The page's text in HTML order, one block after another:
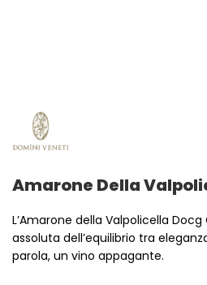
Amarone Della
L’Amarone della Valpolicella Docg
assoluta dell’equilibrio tra
parola, un vino appagante.